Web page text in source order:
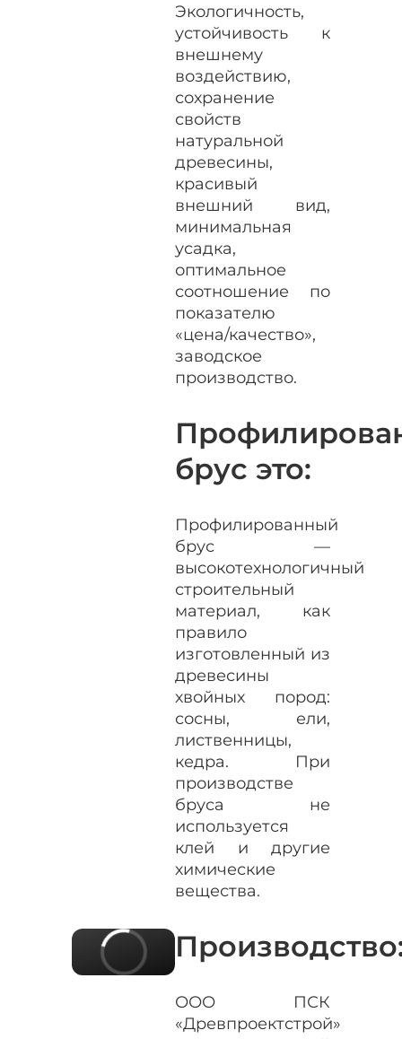
Экологичность,
устойчивость к
внешнему
воздействию,
сохранение
свойств
натуральной
древесины,
красивый
внешний вид,
минимальная
усадка,
оптимальное
соотношение по
показателю
«цена/качество»,
заводское
производство.
брус это:
Профилированный
брус —
высокотехнологичный
строительный
материал, как
правило
изготовленный из
древесины
хвойных пород:
сосны, ели,
лиственницы,
кедра. При
производстве
бруса не
используется
клей и другие
химические
вещества.
ООО ПСК
«Древпроектстрой»